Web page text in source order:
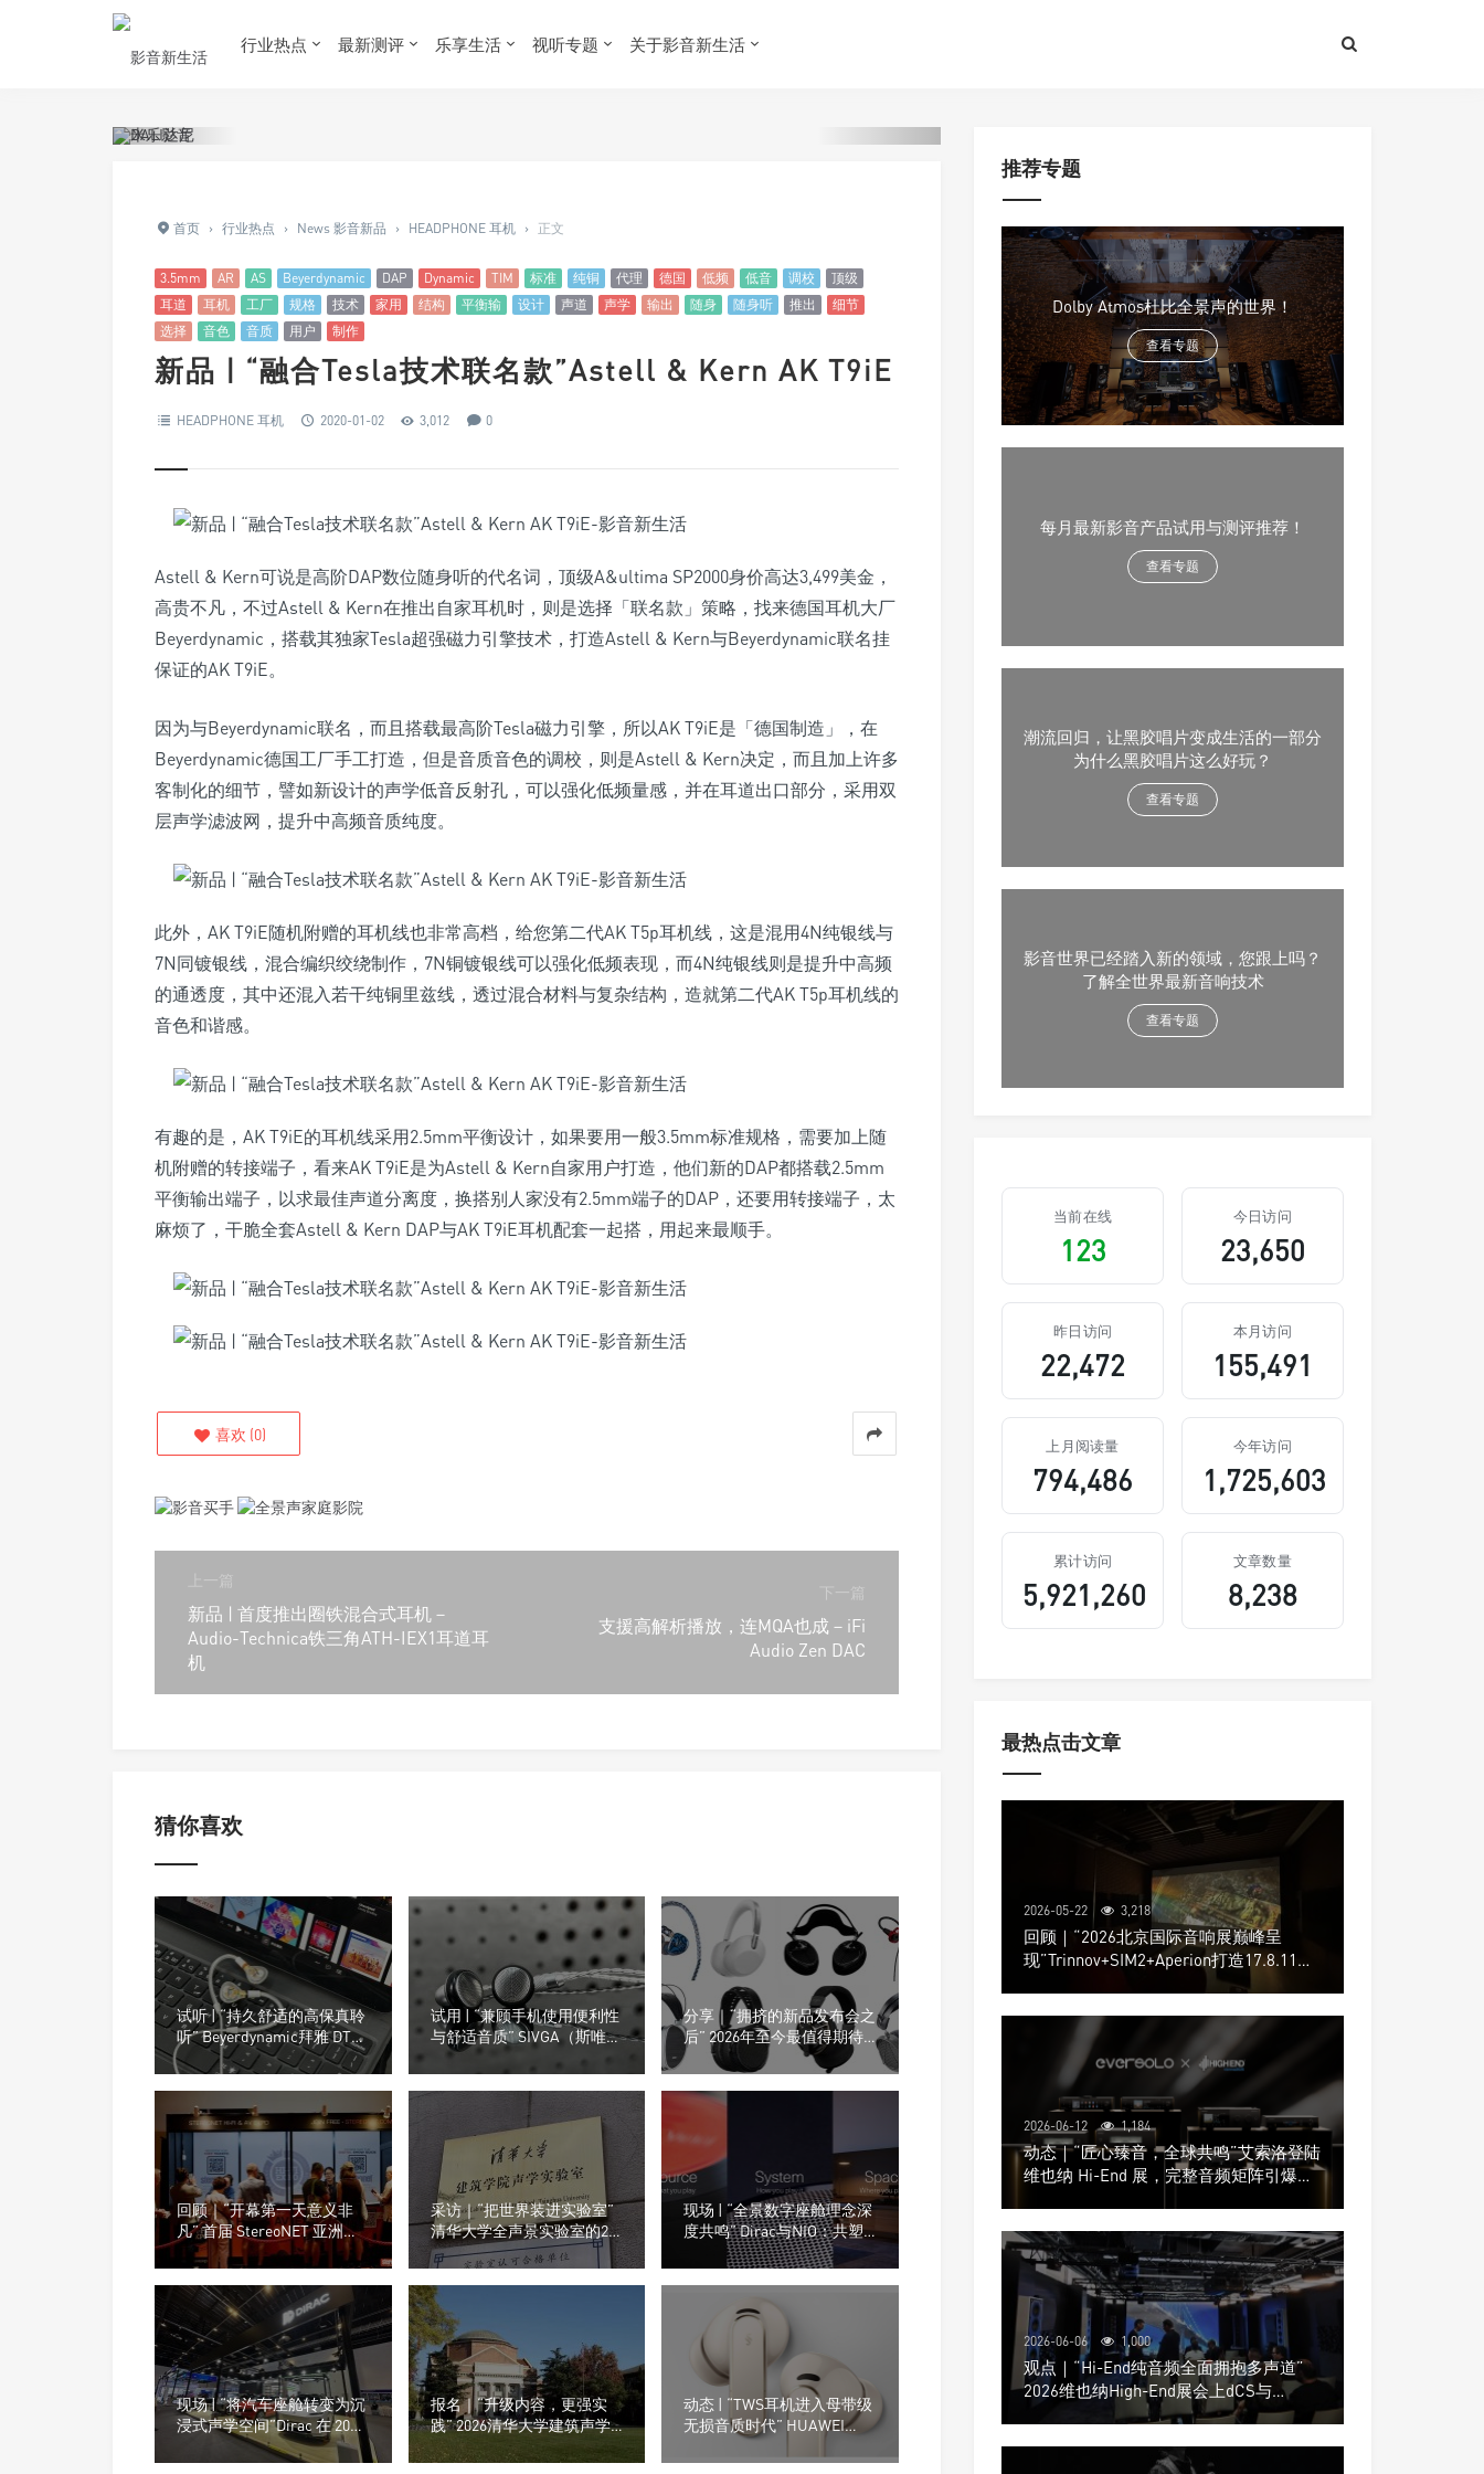
行业热点 最新测评 乐享生活 视听专题 关于影音新生活
首页 › 行业热点 › News 影音新品 › HEADPHONE 耳机 › 正文
3.5mm AR AS Beyerdynamic DAP Dynamic TIM 标准 纯铜 代理 德国 低频 低音 调校
顶级
耳道
耳机 工厂 规格 技术 家用 结构 平衡输 设计 声道 声学 输出 随身 随身听 推出
细节
选择
音色 音质 用户 制作
新品 | “融合Tesla技术联名款”Astell & Kern AK T9iE
HEADPHONE 耳机 2020-01-02 3,012 0
Astell & Kern可说是高阶DAP数位随身听的代名词，顶级A&ultima SP2000身价高达3,499美金，
高贵不凡，不过Astell & Kern在推出自家耳机时，则是选择「联名款」策略，找来德国耳机大厂
Beyerdynamic，搭载其独家Tesla超强磁力引擎技术，打造Astell & Kern与Beyerdynamic联名挂
保证的AK T9iE。
因为与Beyerdynamic联名，而且搭载最高阶Tesla磁力引擎，所以AK T9iE是「德国制造」，在
Beyerdynamic德国工厂手工打造，但是音质音色的调校，则是Astell & Kern决定，而且加上许多
客制化的细节，譬如新设计的声学低音反射孔，可以强化低频量感，并在耳道出口部分，采用双
层声学滤波网，提升中高频音质纯度。
此外，AK T9iE随机附赠的耳机线也非常高档，给您第二代AK T5p耳机线，这是混用4N纯银线与
7N同镀银线，混合编织绞绕制作，7N铜镀银线可以强化低频表现，而4N纯银线则是提升中高频
的通透度，其中还混入若干纯铜里兹线，透过混合材料与复杂结构，造就第二代AK T5p耳机线的
音色和谐感。
有趣的是，AK T9iE的耳机线采用2.5mm平衡设计，如果要用一般3.5mm标准规格，需要加上随
机附赠的转接端子，看来AK T9iE是为Astell & Kern自家用户打造，他们新的DAP都搭载2.5mm
平衡输出端子，以求最佳声道分离度，换搭别人家没有2.5mm端子的DAP，还要用转接端子，太
麻烦了，干脆全套Astell & Kern DAP与AK T9iE耳机配套一起搭，用起来最顺手。
喜欢 (0)
上一篇
新品 | 首度推出圈铁混合式耳机－
Audio-Technica铁三角ATH-IEX1耳道耳
机
下一篇
支援高解析播放，连MQA也成－iFi
Audio Zen DAC
猜你喜欢
试听 | “持久舒适的高保真聆
听” Beyerdynamic拜雅 DT
30 IE 入耳式监听耳机
试用 | “兼顾手机使用便利性
与舒适音质” SIVGA（斯唯
嘉）M260平头耳塞
分享｜“拥挤的新品发布会之
后” 2026年至今最值得期待
的8款耳机产品
回顾｜“开幕第一天意义非
凡” 首届 StereoNET 亚洲高
级音响及视听展
采访｜“把世界装进实验室”
清华大学全声景实验室的20
年进化之路，冲击世界一流
声学实验室！
现场 | “全景数字座舱理念深
度共鸣” Dirac与NIO：共塑
全球座舱沉浸声体验的空间
维度
现场 | “将汽车座舱转变为沉
浸式声学空间”Dirac 在 2026
北京车展发布 Dirac Spaces
报名｜“升级内容，更强实
践” 2026清华大学建筑声学
原理与设计培训课程，诚邀
你的参与！
动态 | “TWS耳机进入母带级
无损音质时代” HUAWEI
推荐专题
Dolby Atmos杜比全景声的世界！
查看专题
每月最新影音产品试用与测评推荐！
查看专题
潮流回归，让黑胶唱片变成生活的一部分
为什么黑胶唱片这么好玩？
查看专题
影音世界已经踏入新的领域，您跟上吗？
了解全世界最新音响技术
查看专题
当前在线
123
今日访问
23,650
昨日访问
22,472
本月访问
155,491
上月阅读量
794,486
今年访问
1,725,603
累计访问
5,921,260
文章数量
8,238
最热点击文章
2026-05-22 3,218
回顾｜“2026北京国际音响展巅峰呈
现”Trinnov+SIM2+Aperion打造17.8.11声
2026-06-12 1,184
动态｜“匠心臻音，全球共鸣”艾索洛登陆
维也纳 Hi-End 展，完整音频矩阵引爆关
2026-06-06 1,000
观点｜“Hi-End纯音频全面拥抱多声道”
2026维也纳High-End展会上dCS与
Trinnov Audio搭建多声道演示系统